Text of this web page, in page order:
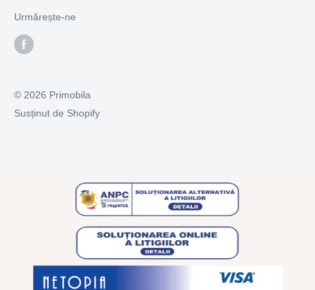
ANPC - Protectia consumatorului
Str. Petru Rareș nr 52, Suceava
📞 0771.178.621
Urmărește-ne
© 2026 Primobila
Susținut de Shopify